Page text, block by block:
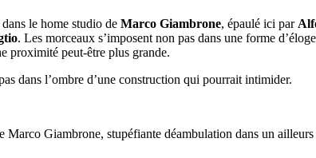
le home studio de Marco Giambrone, épaulé ici par
. Les morceaux s’imposent non pas dans une forme
proximité peut-être plus grande.
dans l’ombre d’une construction qui pourrait intimider.
Marco Giambrone, stupéfiante déambulation dans un